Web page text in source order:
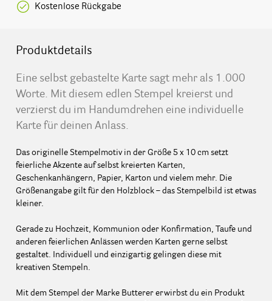
Kostenlose Rückgabe
Produktdetails
Eine selbst gebastelte Karte sagt mehr als 1.000
Worte. Mit diesem edlen Stempel kreierst und
verzierst du im Handumdrehen eine individuelle
Karte für deinen Anlass.
Das originelle Stempelmotiv in der Größe 5 x 10 cm setzt
feierliche Akzente auf selbst kreierten Karten,
Geschenkanhängern, Papier, Karton und vielem mehr. Die
Größenangabe gilt für den Holzblock – das Stempelbild ist etwas
kleiner.
Gerade zu Hochzeit, Kommunion oder Konfirmation, Taufe und
anderen feierlichen Anlässen werden Karten gerne selbst
gestaltet. Individuell und einzigartig gelingen diese mit
kreativen Stempeln.
Mit dem Stempel der Marke Butterer erwirbst du ein Produkt